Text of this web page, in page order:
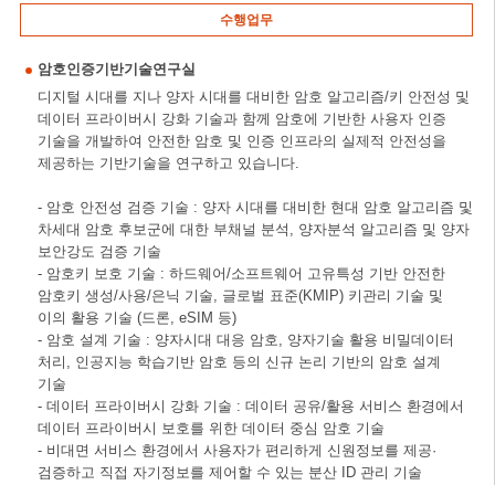
수행업무
암호인증기반기술연구실
디지털 시대를 지나 양자 시대를 대비한 암호 알고리즘/키 안전성 및
데이터 프라이버시 강화 기술과 함께 암호에 기반한 사용자 인증
기술을 개발하여 안전한 암호 및 인증 인프라의 실제적 안전성을
제공하는 기반기술을 연구하고 있습니다.
- 암호 안전성 검증 기술 : 양자 시대를 대비한 현대 암호 알고리즘 및
차세대 암호 후보군에 대한 부채널 분석, 양자분석 알고리즘 및 양자
보안강도 검증 기술
- 암호키 보호 기술 : 하드웨어/소프트웨어 고유특성 기반 안전한
암호키 생성/사용/은닉 기술, 글로벌 표준(KMIP) 키관리 기술 및
이의 활용 기술 (드론, eSIM 등)
- 암호 설계 기술 : 양자시대 대응 암호, 양자기술 활용 비밀데이터
처리, 인공지능 학습기반 암호 등의 신규 논리 기반의 암호 설계
기술
- 데이터 프라이버시 강화 기술 : 데이터 공유/활용 서비스 환경에서
데이터 프라이버시 보호를 위한 데이터 중심 암호 기술
- 비대면 서비스 환경에서 사용자가 편리하게 신원정보를 제공·
검증하고 직접 자기정보를 제어할 수 있는 분산 ID 관리 기술